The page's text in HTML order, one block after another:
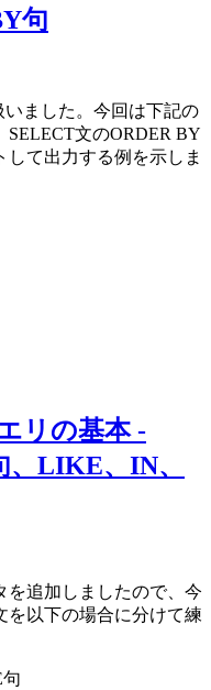
句
いました。今回は下記の
文のORDER BY
て出力する例を示しま
リの基本 -
LIKE、IN、
を追加しましたので、今
を以下の場合に分けて練